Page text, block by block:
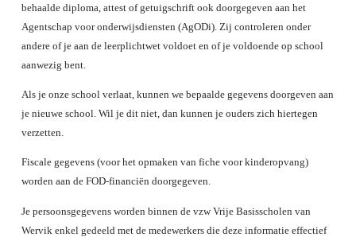
behaalde diploma, attest of getuigschrift ook doorgegeven aan het
Agentschap voor onderwijsdiensten (AgODi). Zij controleren onder
andere of je aan de leerplichtwet voldoet en of je voldoende op school
aanwezig bent.
Als je onze school verlaat, kunnen we bepaalde gegevens doorgeven aan
je nieuwe school. Wil je dit niet, dan kunnen je ouders zich hiertegen
verzetten.
Fiscale gegevens (voor het opmaken van fiche voor kinderopvang)
worden aan de FOD-financiën doorgegeven.
Je persoonsgegevens worden binnen de vzw Vrije Basisscholen van
Wervik enkel gedeeld met de medewerkers die deze informatie effectief